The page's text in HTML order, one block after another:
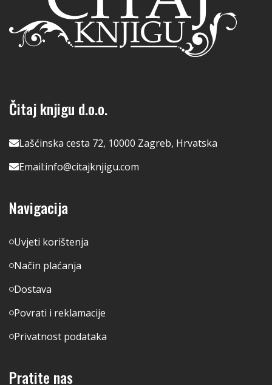
Čitaj knjigu d.o.o.
Lašćinska cesta 72, 10000 Zagreb, Hrvatska
Email:info@citajknjigu.com
Navigacija
Uvjeti korištenja
Način plaćanja
Dostava
Povrati i reklamacije
Privatnost podataka
Pratite nas